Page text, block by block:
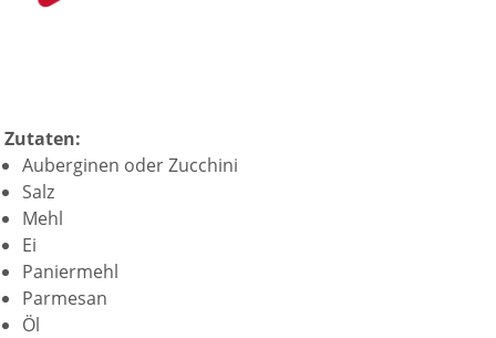
Zutaten:
Auberginen oder Zucchini
Salz
Mehl
Ei
Paniermehl
Parmesan
Öl